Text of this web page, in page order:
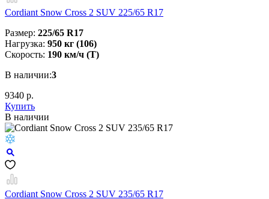
Cordiant Snow Cross 2 SUV 225/65 R17
Размер: 225/65 R17
Нагрузка: 950 кг (106)
Скорость: 190 км/ч (T)
В наличии:3
9340 р.
Купить
В наличии
Cordiant Snow Cross 2 SUV 235/65 R17